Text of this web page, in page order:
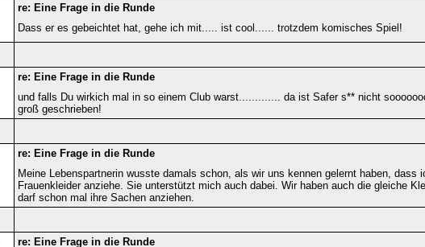
re: Eine Frage in die Runde
Dass er es gebeichtet hat, gehe ich mit..... ist cool...... trotzdem komisches Spiel!
re: Eine Frage in die Runde
und falls Du wirkich mal in so einem Club warst............. da ist Safer s** nicht
groß geschrieben!
re: Eine Frage in die Runde
Meine Lebenspartnerin wusste damals schon, als wir uns kennen gelernt haben, dass
Frauenkleider anziehe. Sie unterstützt mich auch dabei. Wir haben auch die gleiche
darf schon mal ihre Sachen anziehen.
re: Eine Frage in die Runde